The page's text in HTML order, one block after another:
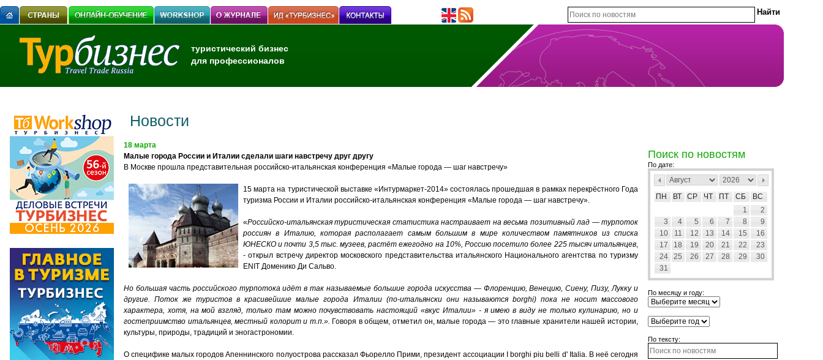
туристический бизнес
для профессионалов
Новости
18 марта
Малые города России и Италии сделали шаги навстречу друг другу
В Москве прошла представительная российско-итальянская конференция «Малые города — шаг навстречу»
15 марта на туристической выставке «Интурмаркет-2014» состоялась прошедшая в рамках перекрёстного Года
туризма России и Италии российско-итальянская конференция «Малые города — шаг навстречу».
«Российско-итальянская туристическая статистика настраивает на весьма позитивный лад — турпоток
россиян в Италию, которая располагает самым большим в мире количеством памятников из списка
ЮНЕСКО и почти 3,5 тыс. музеев, растёт ежегодно на 10%, Россию посетило более 225 тысяч итальянцев,
- открыл встречу директор московского представительства итальянского Национального агентства по туризму
ENIT Доменико Ди Сальво.
Но большая часть российского турпотока идёт в так называемые большие города искусства — Флоренцию, Венецию, Сиену, Пизу, Лукку и
другие. Поток же туристов в красивейшие малые города Италии (по-итальянски они называются borghi) пока не носит массового
характера, хотя, на мой взгляд, только там можно почувствовать настоящий «вкус Италии» - я имею в виду не только кулинарию, но и
гостеприимство итальянцев, местный колорит и т.п.». Говоря в общем, отметил он, малые города — это главные хранители нашей истории,
культуры, природы, традиций и эногастрономии.
О специфике малых городов Апеннинского полуострова рассказал Фьорелло Прими, президент ассоциации I borghi piu belli d' Italia. В неё сегодня
Поиск по новостям
По дате:
ПН ВТ СР ЧТ ПТ СБ
ВС
1
2
3
4 5 6 7 8
9
10
11 12 13 14 15
16
17
18 19 20 21 22
23
24
25 26 27 28 29
30
31
По месяцу и году:
По тексту: